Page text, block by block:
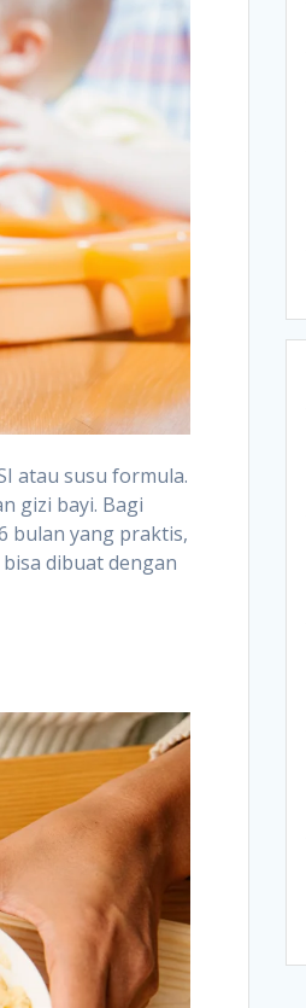
atau susu formula.
gizi bayi. Bagi
bulan yang praktis,
dibuat dengan